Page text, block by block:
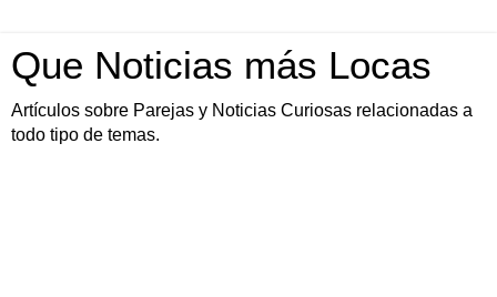
Que Noticias más Locas
Artículos sobre Parejas y Noticias Curiosas relacionadas a
todo tipo de temas.